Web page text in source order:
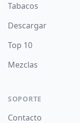
Tabacos
Descargar
Top 10
Mezclas
SOPORTE
Contacto